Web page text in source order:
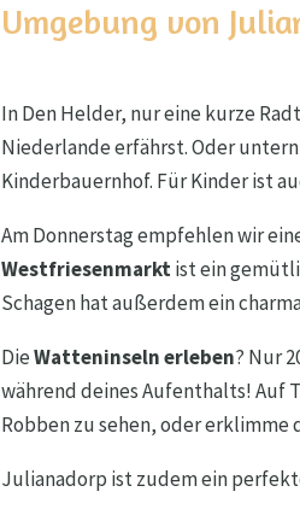
Umgebung von
In Den Helder, nur eine kurze
Niederlande erfährst. Oder
Kinderbauernhof. Für Kinder ist
Am Donnerstag empfehlen wir
Westfriesenmarktist ein
Schagen hat außerdem ein
DieWatteninseln erleben? Nur
während deines Aufenthalts! Auf
Robben zu sehen, oder erklimme
Julianadorp ist zudem ein